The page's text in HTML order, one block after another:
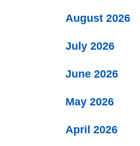
August 2026
July 2026
June 2026
May 2026
April 2026